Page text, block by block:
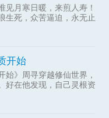
见月寒日暖，来煎人寿！
生死，众苦逼迫，永无止
吞噬器灵的能力:兵刃、
，我皆可吞之！段融以
开始
始》周寻穿越修仙世界，
好在他发现，自己灵根资
灵根、中品...